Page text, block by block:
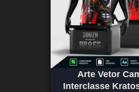
Arte Vetor
Interclasse